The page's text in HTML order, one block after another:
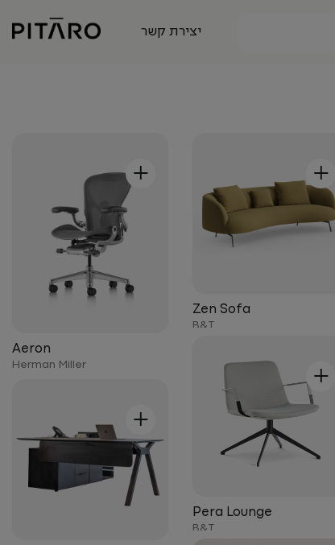
יצירת קשר
+
Zen Sofa
B&T
+
Aeron
Herman Miller +
Pera Lounge
B&T
+